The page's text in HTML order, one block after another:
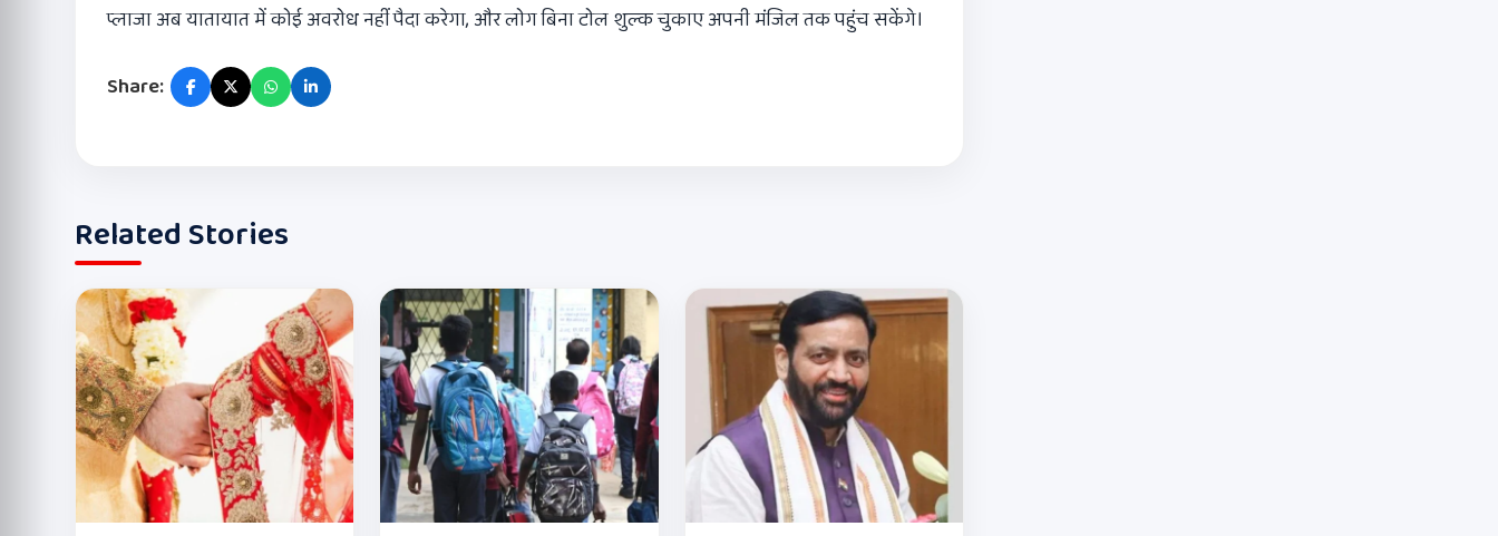
प्लाजा अब यातायात में कोई अवरोध नहीं पैदा करेगा, और लोग बिना टोल शुल्क चुकाए अपनी मंजिल तक पहुंच सकेंगे।
Share:
Related Stories